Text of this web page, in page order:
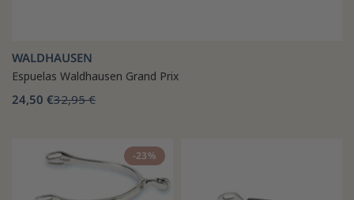
WALDHAUSEN
Espuelas Waldhausen Grand Prix
24,50 €32,95 €
-23%